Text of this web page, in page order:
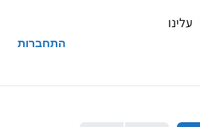
עלינו
התחברות